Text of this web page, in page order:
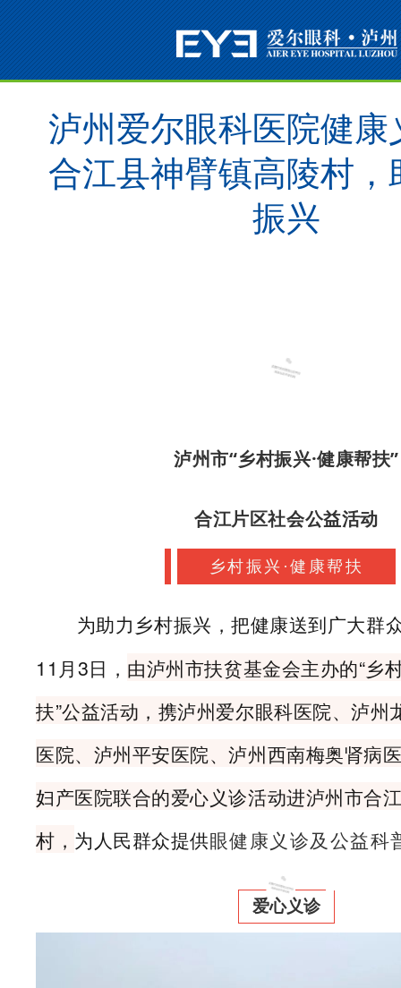
泸州爱尔眼科医院健康
合江县神臂镇高陵村，
振兴
泸州市“乡村振兴·健康帮扶”
合江片区社会公益活动
乡村振兴·健康帮扶
为助力乡村振兴，把健康送到广大群
11月3日， 由泸州市扶贫基金会主办的“乡
扶”公益活动，携泸州爱尔眼科医院、泸州
医院、泸州平安医院、泸州西南梅奥肾病
妇产医院联合的爱心义诊活动进泸州市合
村， 为人民群众提供眼健康义诊及公益科
爱心义诊